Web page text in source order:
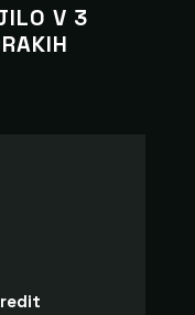
V 3